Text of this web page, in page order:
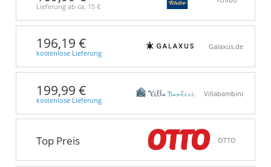
Lieferung ab ca. 15 €
196,19 €
kostenlose Lieferung
Galaxus.de
199,99 €
kostenlose Lieferung
Villabambini
Top Preis OTTO